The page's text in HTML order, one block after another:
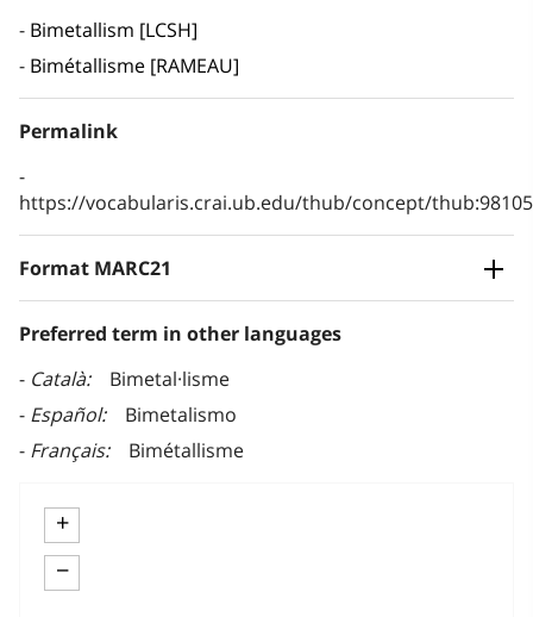
Bimetallism [LCSH]
Bimétallisme [RAMEAU]
Permalink
https://vocabularis.crai.ub.edu/thub/concept/
Format MARC21
Preferred term in other languages
Català
Bimetal·lisme
Español
Bimetalismo
Français
Bimétallisme
+
−